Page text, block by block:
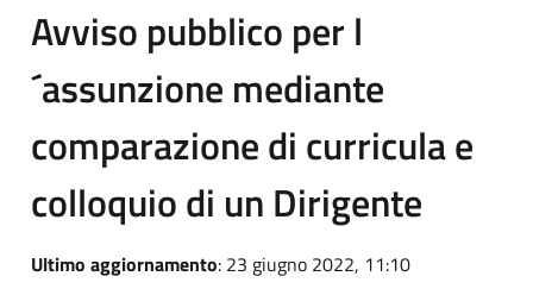
Avviso pubblico per l
´assunzione mediante
comparazione di curricula e
colloquio di un Dirigente
Ultimo aggiornamento: 23 giugno 2022, 11:10